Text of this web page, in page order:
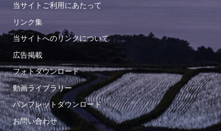
当サイトご利用にあたって
リンク集
当サイトへのリンクについて
広告掲載
フォトダウンロード
動画ライブラリー
パンフレットダウンロード
お問い合わせ